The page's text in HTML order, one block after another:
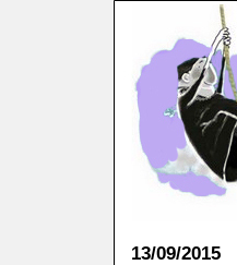
13/09/2015